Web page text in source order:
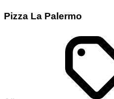
Pizza La Palermo